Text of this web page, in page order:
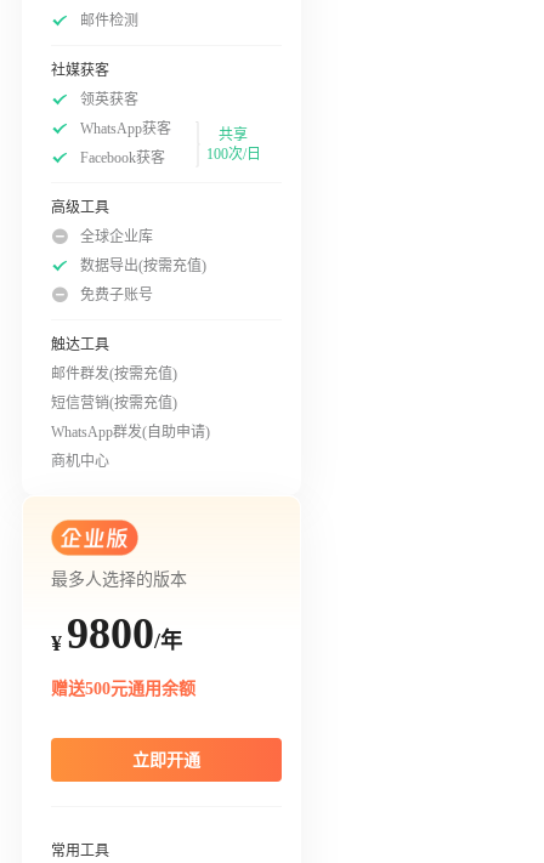
邮件检测
社媒获客
领英获客
WhatsApp获客
Facebook获客
共享
100次/日
高级工具
全球企业库
数据导出(按需充值)
免费子账号
触达工具
邮件群发(按需充值)
短信营销(按需充值)
WhatsApp群发(自助申请)
商机中心
最多人选择的版本
¥ 9800/年
赠送500元通用余额
立即开通
常用工具